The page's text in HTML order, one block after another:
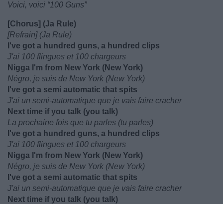
Voici, voici “100 Guns”
[Chorus] (Ja Rule)
[Refrain] (Ja Rule)
I've got a hundred guns, a hundred clips
J'ai 100 flingues et 100 chargeurs
Nigga I'm from New York (New York)
Négro, je suis de New York (New York)
I've got a semi automatic that spits
J'ai un semi-automatique que je vais faire cracher
Next time if you talk (you talk)
La prochaine fois que tu parles (tu parles)
I've got a hundred guns, a hundred clips
J'ai 100 flingues et 100 chargeurs
Nigga I'm from New York (New York)
Négro, je suis de New York (New York)
I've got a semi automatic that spits
J'ai un semi-automatique que je vais faire cracher
Next time if you talk (you talk)